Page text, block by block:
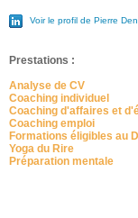
Voir le profil de Pierre
Prestations :
Analyse de CV
Coaching individuel
Coaching d'affaires et
Coaching emploi
Formations éligibles au
Yoga du Rire
Préparation mentale